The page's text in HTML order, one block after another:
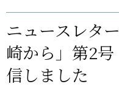
ニュースレタ
崎から」第2
信しました